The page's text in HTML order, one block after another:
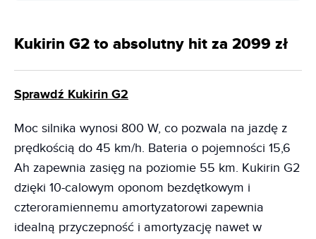
Kukirin G2 to absolutny hit za 2099 zł
Sprawdź Kukirin G2
Moc silnika wynosi 800 W, co pozwala na jazdę z
prędkością do 45 km/h. Bateria o pojemności 15,6
Ah zapewnia zasięg na poziomie 55 km. Kukirin G2
dzięki 10-calowym oponom bezdętkowym i
czteroramiennemu amortyzatorowi zapewnia
idealną przyczepność i amortyzację nawet w